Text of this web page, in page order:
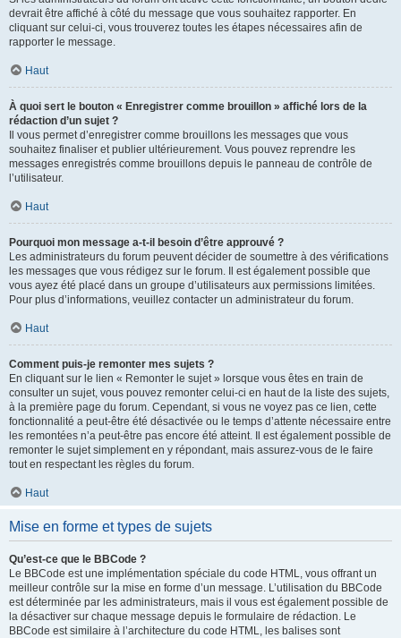
devrait être affiché à côté du message que vous souhaitez rapporter. En
cliquant sur celui-ci, vous trouverez toutes les étapes nécessaires afin de
rapporter le message.
Haut
À quoi sert le bouton « Enregistrer comme brouillon » affiché lors de la
rédaction d’un sujet ?
Il vous permet d’enregistrer comme brouillons les messages que vous
souhaitez finaliser et publier ultérieurement. Vous pouvez reprendre les
messages enregistrés comme brouillons depuis le panneau de contrôle de
l’utilisateur.
Haut
Pourquoi mon message a-t-il besoin d’être approuvé ?
Les administrateurs du forum peuvent décider de soumettre à des vérifications
les messages que vous rédigez sur le forum. Il est également possible que
vous ayez été placé dans un groupe d’utilisateurs aux permissions limitées.
Pour plus d’informations, veuillez contacter un administrateur du forum.
Haut
Comment puis-je remonter mes sujets ?
En cliquant sur le lien « Remonter le sujet » lorsque vous êtes en train de
consulter un sujet, vous pouvez remonter celui-ci en haut de la liste des sujets,
à la première page du forum. Cependant, si vous ne voyez pas ce lien, cette
fonctionnalité a peut-être été désactivée ou le temps d’attente nécessaire entre
les remontées n’a peut-être pas encore été atteint. Il est également possible de
remonter le sujet simplement en y répondant, mais assurez-vous de le faire
tout en respectant les règles du forum.
Haut
Mise en forme et types de sujets
Qu’est-ce que le BBCode ?
Le BBCode est une implémentation spéciale du code HTML, vous offrant un
meilleur contrôle sur la mise en forme d’un message. L’utilisation du BBCode
est déterminée par les administrateurs, mais il vous est également possible de
la désactiver sur chaque message depuis le formulaire de rédaction. Le
BBCode est similaire à l’architecture du code HTML, les balises sont